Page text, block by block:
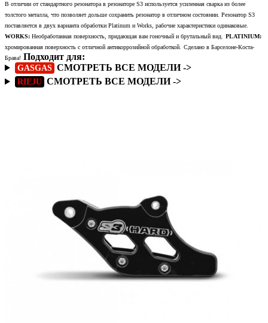
В отличии от стандартного резонатора в резонаторе S3 используется усиленная сварка из более
толстого металла, что позволяет дольше сохранить резонатор в отличном состоянии. Резонатор S3
поставляется в двух варианта обработки Platinum и Works, рабочие характеристики одинаковые.
WORKS: Необработанная поверхность, придающая вам гоночный и брутальный вид. PLATINIUM:
хромированная поверхность с отличной антикоррозийной обработкой. Сделано в Барселоне-Коста-
Брава! Подходит для:
GASGAS СМОТРЕТЬ ВСЕ МОДЕЛИ ->
RIEJU СМОТРЕТЬ ВСЕ МОДЕЛИ ->